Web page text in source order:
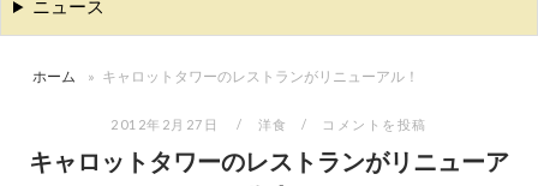
ッ
ニュース
ホーム » キャロットタワーのレストランがリニューアル！
2012年2月27日 洋食 コメントを投稿
キャロットタワーのレストランがリニューア